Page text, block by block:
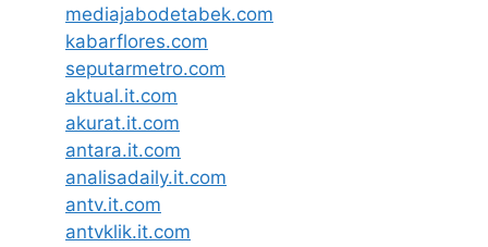
mediajabodetabek.com
kabarflores.com
seputarmetro.com
aktual.it.com
akurat.it.com
antara.it.com
analisadaily.it.com
antv.it.com
antvklik.it.com